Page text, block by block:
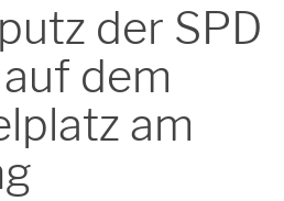
der SPD
dem
am